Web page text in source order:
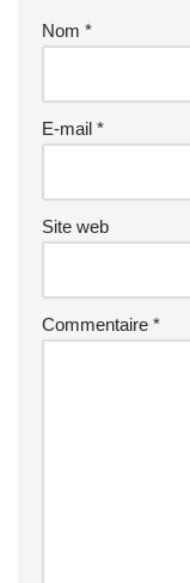
Nom *
E-mail *
Site web
Commentaire *